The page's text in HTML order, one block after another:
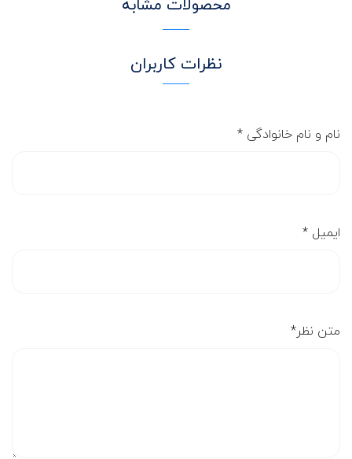
محصولات مشابه
نظرات کاربران
نام و نام خانوادگی *
ایمیل *
متن نظر*